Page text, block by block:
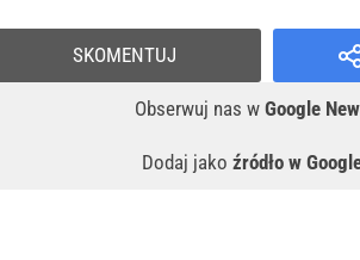
Obserwuj nas w Google
Dodaj jako źródło w
SKOMENTUJ